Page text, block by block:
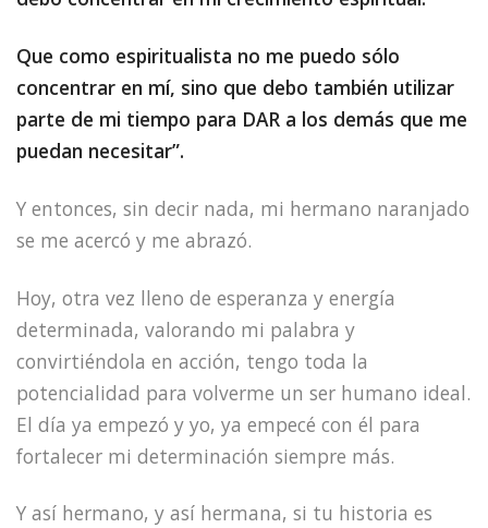
Que como espiritualista no me puedo sólo
concentrar en mí, sino que debo también utilizar
parte de mi tiempo para DAR a los demás que me
puedan necesitar”.
Y entonces, sin decir nada, mi hermano naranjado
se me acercó y me abrazó.
Hoy, otra vez lleno de esperanza y energía
determinada, valorando mi palabra y
convirtiéndola en acción, tengo toda la
potencialidad para volverme un ser humano ideal.
El día ya empezó y yo, ya empecé con él para
fortalecer mi determinación siempre más.
Y así hermano, y así hermana, si tu historia es